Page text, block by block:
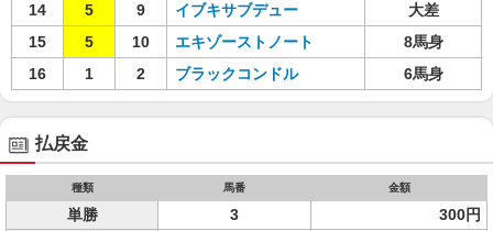
14
5 9 イブキサブデュー
大差
15
5 10 エキゾーストノート
8馬身
16
1 2 ブラックコンドル 6馬身
払戻金
種類 馬番 金額
単勝 3 300円